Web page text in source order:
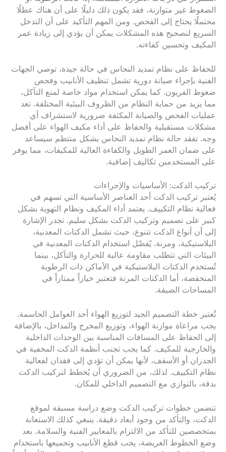
الضغوط غير متوازنة، فقد يكون ذلك دليلًا على أن هناك عطلًا
محتملًا يحتاج إلى الفحص. ومن المهم التأكيد على أن التدخل
السريع لتصحيح هذه المشكلات يمكن أن يؤدي إلى زيادة عمر
المكيف وتحسين كفاءته.
للحفاظ على نظام تمديد النحاس في حالة جيدة، توصي الجهات
الفنية بإجراء صيانة دورية تشمل تنظيف الأنابيب وفحص
ضغوط الفريون. كما يمكن استخدام مواد خاصة لمنع التآكل،
مما يزيد من حماية النظام من الظروف البيئية المختلفة. تعد
عمليات الفحص والصيانة المكثفة ضرورية لاستشراف أي
مشكلات مستقبلية والحفاظ على أداء مكيف الهواء على أفضل
وجه. تفقد حالة نظام تمديد النحاس بشكل منتظم سيساعد
على ضمان العمر الطويل والكفاءة العالية للمكيفات، مما يوفر
على المستخدمين تكاليف إضافية.
تركيب الدكت: الأساسيات والإجراءات
يُعتبر تركيب الدكت أحد العناصر الأساسية التي تسهم في
فعالية نظام التكييف. يعتمد أداء المكيف ونظام التهوية بشكل
كبير على تصميم وتركيب الدكت بشكل سليم. تجدر الإشارة
إلى أن أنواع الدكت تتنوع، حيث تشمل الدكتات المعدنية،
البلاستيكية، ومرنة. يُفضّل استخدام الدكتات المعدنية في
البيئات التي تتطلب مقاومة عالية للحرارة والتآكل، بينما
تُستخدم الدكتات البلاستيكية في الأماكن ذات الرطوبة
المنخفضة، أما الدكتات المرنة فتعتبر خياراً ممتازاً في
المساحات الضيقة.
تُعتبر خطة التصميم الجيد لتوزيع الهواء أحد العوامل الحاسمة.
يجب مراعاة موازنة الهواء، وتوزيع المخرج والمداخل، بالإضافة
إلى الحفاظ على المسافات المناسبة بين الوحدات الداخلية
والخارجية للمكيف. كما يجب تجنب أنظمة الدكت المخفية في
الجدران أو الأسقف، لأنها يمكن أن تؤدي إلى فقدان لفعالية
نظام التكييف. لذلك، من الضروري أن يُخطط لتركيب الدكت
بدقة، بالتوازي مع التصميم الداخلي للمكان.
تتضمن خطوات تركيب الدكت وضع دراسة مسبقة لموقع
الدكت، والتأكد من وجود أبعاد دقيقة. ينبغي كذلك الاستعانة
بمتخصصين للتأكد من الالتزام بالمعايير الفنية والسلامة. بعد
وضع الخطوط العريضة، يجب قطع الأنابيب وتجميعها باستخدام